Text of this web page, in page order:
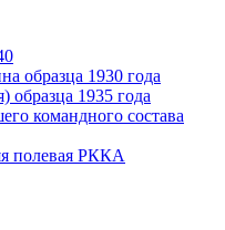
образца 1930 года
образца 1935 года
командного состава
полевая РККА